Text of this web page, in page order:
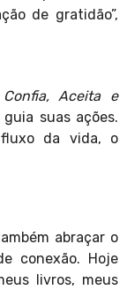
de gratidão”,
Aceita e
suas ações.
fluxo da vida, o
abraçar o
conexão. Hoje
livros, meus